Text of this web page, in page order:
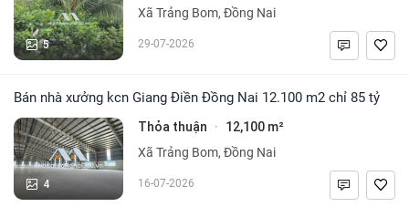
5
Xã Trảng Bom, Đồng Nai
29-07-2026
Bán nhà xưởng kcn Giang Điền Đồng Nai 12.100 m2 chỉ 85 tỷ
4
Thỏa thuận · 12,100 m²
Xã Trảng Bom, Đồng Nai
16-07-2026